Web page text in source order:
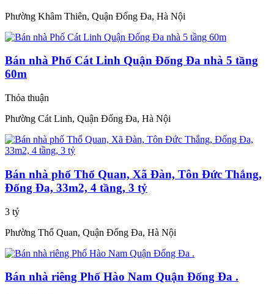
Phường Khâm Thiên, Quận Đống Đa, Hà Nội
Bán nhà Phố Cát Linh Quận Đống Đa nhà 5 tầng
60m
Thỏa thuận
Phường Cát Linh, Quận Đống Đa, Hà Nội
Bán nhà phố Thổ Quan, Xã Đàn, Tôn Đức Thắng,
Đống Đa, 33m2, 4 tầng, 3 tỷ
3 tỷ
Phường Thổ Quan, Quận Đống Đa, Hà Nội
Bán nhà riêng Phố Hào Nam Quận Đống Đa .